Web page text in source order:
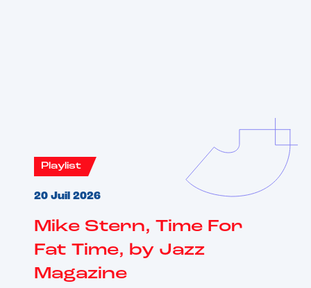
Playlist
20 Juil 2026
Mike Stern, Time For
Fat Time, by Jazz
Magazine